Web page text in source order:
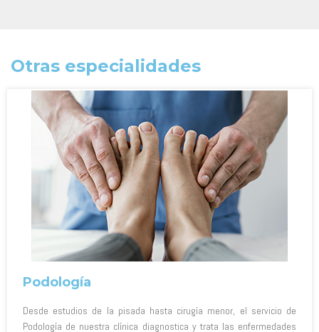
Otras especialidades
Podología
Desde estudios de la pisada hasta cirugía menor, el servicio de
Podología de nuestra clínica diagnostica y trata las enfermedades